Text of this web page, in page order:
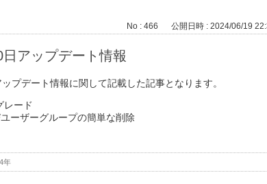
No : 466 公開日時 : 2024/06/19
アップデート情報
プデート情報に関して記載した記事となります。
レード
ーザーグループの簡単な削除
年